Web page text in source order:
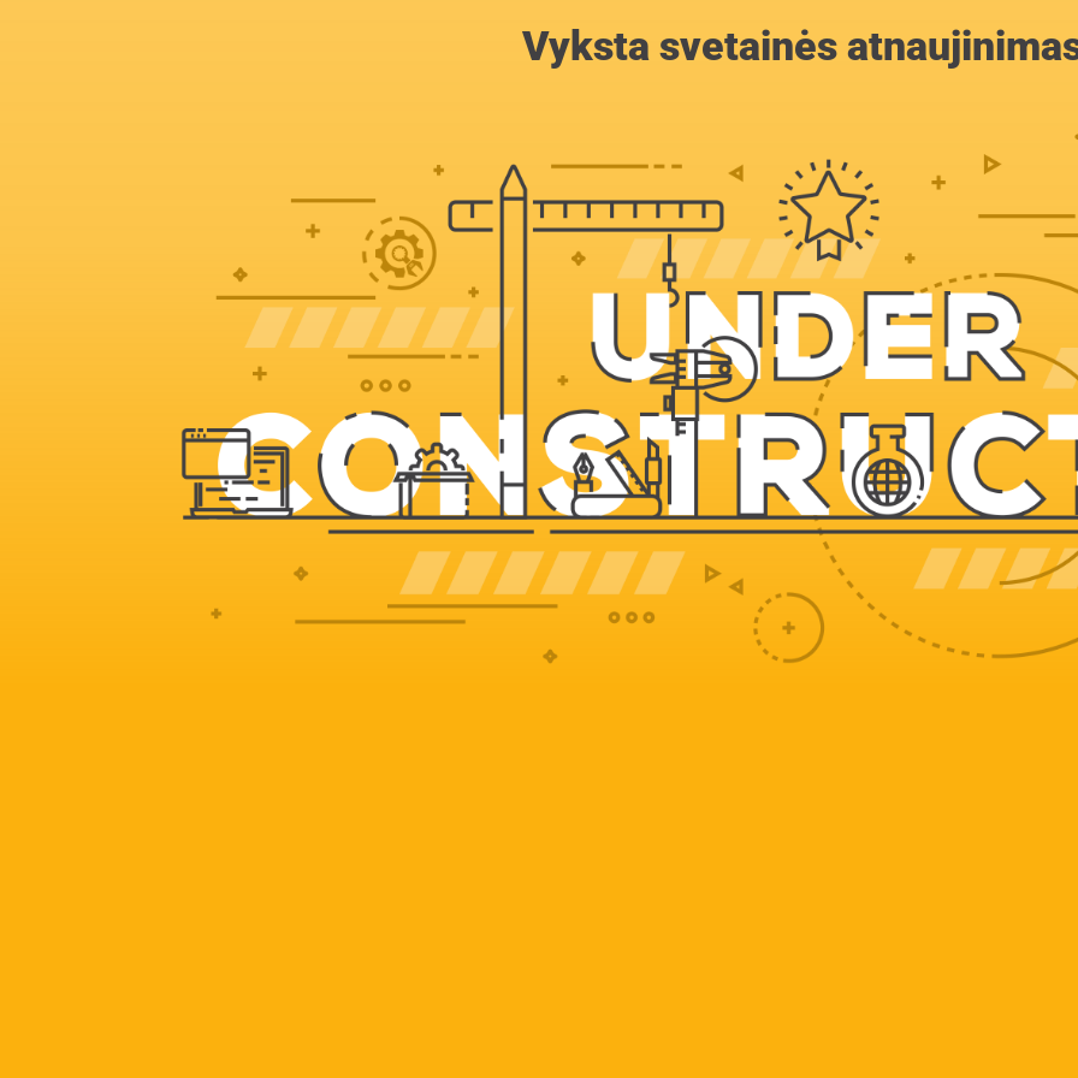
Vyksta svetainės